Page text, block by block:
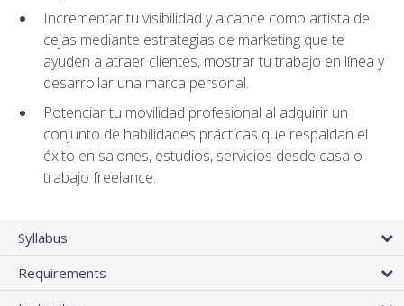
Incrementar tu visibilidad y alcance como artista de
cejas mediante estrategias de marketing que te
ayuden a atraer clientes, mostrar tu trabajo en línea y
desarrollar una marca personal.
Potenciar tu movilidad profesional al adquirir un
conjunto de habilidades prácticas que respaldan el
éxito en salones, estudios, servicios desde casa o
trabajo freelance.
Syllabus
Requirements